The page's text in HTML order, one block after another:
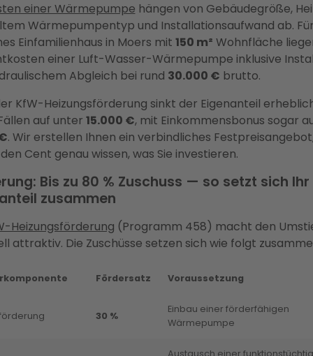
einer Wärmepumpe hängen von Gebäudegröße,
Wärmepumpentyp und Installationsaufwand ab.
Einfamilienhaus in Moers mit 150 m² Wohnfläche
einer Luft-Wasser-Wärmepumpe inklusive
Abgleich bei rund 30.000 € brutto.
KfW-Heizungsförderung sinkt der Eigenanteil
auf unter 15.000 €, mit Einkommensbonus sogar
. Wir erstellen Ihnen ein verbindliches
Cent genau wissen, was Sie investieren.
Bis zu 80 % Zuschuss — so setzt sich Ihr
zusammen
Heizungsförderung (Programm 458) macht den
attraktiv. Die Zuschüsse setzen sich wie folgt
Fördersatz Voraussetzung
30 %
Einbau einer förderfähigen
Wärmepumpe